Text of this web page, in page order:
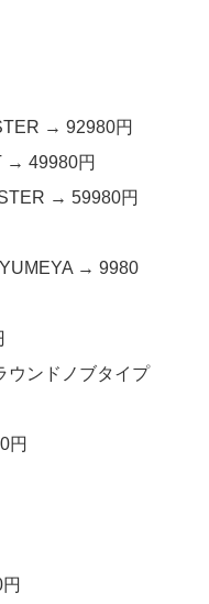
→ 92980円
→ 49980円
→ 59980円
→ 9980
ウンドノブタイプ
円